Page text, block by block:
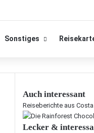
Sonstiges
Auch interessant
S
c
h
Reiseberichte aus
Lecker &